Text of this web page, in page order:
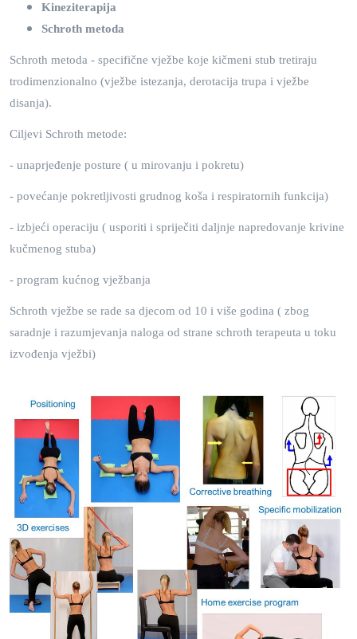
Kineziterapija
Schroth metoda
Schroth metoda - specifične vježbe koje kičmeni stub tretiraju
trodimenzionalno (vježbe istezanja, derotacija trupa i vježbe
disanja).
Ciljevi Schroth metode:
- unaprjeđenje posture ( u mirovanju i pokretu)
- povećanje pokretljivosti grudnog koša i respiratornih funkcija)
- izbjeći operaciju ( usporiti i spriječiti daljnje napredovanje krivine
kučmenog stuba)
- program kućnog vježbanja
Schroth vježbe se rade sa djecom od 10 i više godina ( zbog
saradnje i razumjevanja naloga od strane schroth terapeuta u toku
izvođenja vježbi)